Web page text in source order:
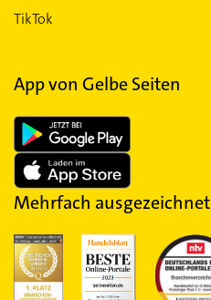
TikTok
App von Gelbe Seiten
Mehrfach ausgezeichnet